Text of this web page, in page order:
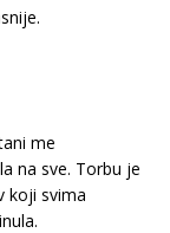
me
na sve. Torbu je
koji svima